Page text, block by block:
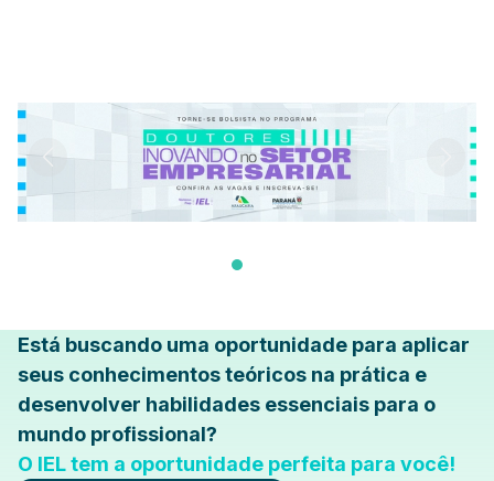
Está buscando uma oportunidade para aplicar
seus conhecimentos teóricos na prática e
desenvolver habilidades essenciais para o
mundo profissional?
O IEL tem a oportunidade perfeita para você!